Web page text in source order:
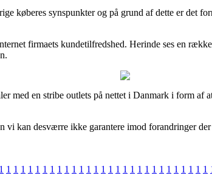
køberes synspunkter og på grund af dette er det
firmaets kundetilfredshed. Herinde ses en
med en stribe outlets på nettet i Danmark i form
kan desværre ikke garantere imod forandringer der
1 1 1 1 1 1 1 1 1 1 1 1 1 1 1 1 1 1 1 1 1 1 1 1 1 1 1 1 1